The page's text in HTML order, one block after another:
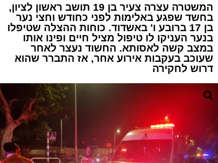
המשטרה עצרה צעיר בן 19 תושב ראשון לציון,
בחשד שפגע באלימות לפני כחודש וחצי נער
בן 17 ברובע ו' באשדוד. כוחות ההצלה שטיפלו
בנער העניקו לו טיפול מציל חיים ופינו אותו
במצב קשה לאסותא. החשוד נעצר לאחר
שעוכב בעקבות אירוע אחר, אז התברר שהוא
דרוש לחקירה